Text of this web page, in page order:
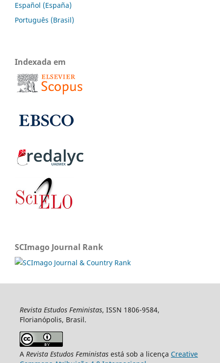
Español (España)
Português (Brasil)
Indexada em
SCImago Journal Rank
Revista Estudos Feministas, ISSN 1806-9584,
Florianópolis, Brasil.
A Revista Estudos Feministasestá sob a licença Creative